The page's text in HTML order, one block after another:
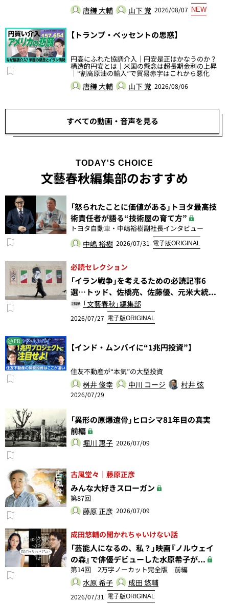
唐鎌 大輔 山下 覚 2026/08/07 NEW
【トランプ・ベッセントの思惑】
円高にふれた協調介入｜円安是正はかなうのか？
構造的円安とは｜米国の懸念は超長期金利の上昇
｜“割高原油の輸入”で貿易赤字はこれから悪化
唐鎌 大輔 山下 覚 2026/08/06
すべての動画・音声を見る
TODAY'S CHOICE
文藝春秋編集部のおすすめ
「怒られたことに価値がある」トヨタ最高技
術責任者が語る“技術屋の育て方”
トヨタ自動車・中嶋裕樹副社長インタビュー
中嶋 裕樹 2026/07/31 電子版ORIGINAL
必読セレクション
「イラン戦争」を考えるための必読記事6
選…トッド、佐橋亮、佐藤優、元米大統...
「文藝春秋」編集部
2026/07/27 電子版ORIGINAL
PR
【インド・ムンバイに“1兆円投資”】
住友不動産が“本気”の大型投資
桝井 俊幸 中川 コージ 村井 弦
2026/07/29
「異形の原爆遺骨」ヒロシマ81年目の真実
前編
堀川 惠子 2026/07/09
古風堂々｜藤原正彦
みんな大好きスローガン
第87回
藤原 正彦 2026/07/09
成田悠輔の聞かれちゃいけない話
「芸能人になるの、私？」映画『ノルウェイ
の森』で俳優デビューした水原希子が...
第14回 2万字ノーカット完全版 前編
水原 希子 成田 悠輔
2026/07/31 電子版ORIGINAL